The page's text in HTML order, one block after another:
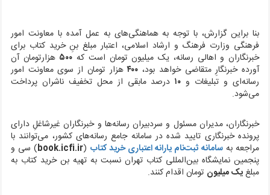
بنا براین گزارش، با توجه به هماهنگی‌های به‌ عمل آمده با معاونت امور
فرهنگی وزارت فرهنگ و ارشاد اسلامی، اعتبار مبلغ بنِ خرید کتاب برای
خبرنگاران و اهالی رسانه، یک میلیون تومان است که۵۰۰هزارتومان آن
آورده خبرنگارِ متقاضی خواهد بود،۴۰۰ هزار تومان از سوی معاونت امور
رسانه‌ای و تبلیغات و۱۰ درصد مابقی از محل تخفیف ناشران پرداخت
می‌شود.
خبرنگاران، مدیران مسئول و سردبیران رسانه‌ها و خبرنگاران غیرشاغلِ دارای
پرونده خبرنگاری تایید شده در سامانه جامع رسانه‌های کشور، می‌توانند با
مراجعه بهسامانه ثبت‌نام یارانه اعتباری خرید کتاب(
book.icfi.ir
)سی و
پنجمین نمایشگاه بین‌المللی کتاب تهران نسبت به تهیه بن خرید کتاب به
مبلغیک میلیونتومان اقدام کنند.